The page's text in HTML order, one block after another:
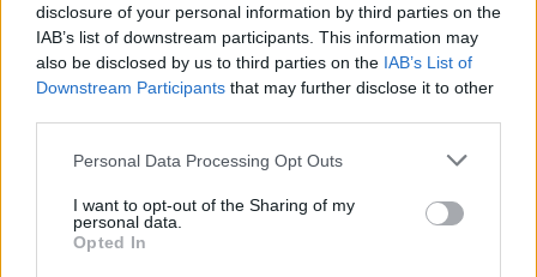
disclosure of your personal information by third parties on the
IAB’s list of downstream participants. This information may
also be disclosed by us to third parties on the IAB’s List of
Downstream Participants that may further disclose it to other
Personal Data Processing Opt Outs
I want to opt-out of the Sharing of my
personal data.
Opted In
wenn Du in diesem Forum aktiv an den
Gesprächen teilnehmen oder eigene Themen
starten möchtest, musst Du Dich bitte zunächst im
Spiel einloggen. Falls Du noch keinen Spielaccount
besitzt, bitte registriere Dich neu. Wir freuen uns
„Zum Spiel“
Thema: Sternengoldevent auf dem Testserver
Dreamdancer90